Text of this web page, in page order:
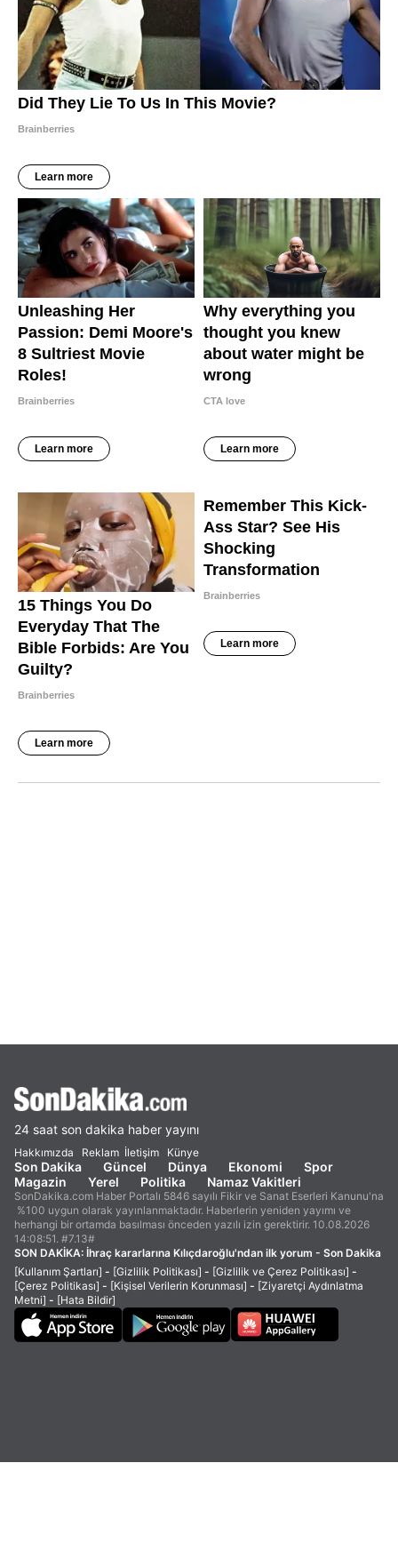
24 saat son dakika haber yayını
Hakkımızda Reklam İletişim Künye
Son Dakika Güncel Dünya Ekonomi
Spor
Magazin
Yerel Politika Namaz Vakitleri
SonDakika.com Haber Portalı 5846 sayılı Fikir ve Sanat Eserleri Kanunu'na
%100 uygun olarak yayınlanmaktadır. Haberlerin yeniden yayımı ve
herhangi bir ortamda basılması önceden yazılı izin gerektirir. 10.08.2026
14:08:51. #7.13#
SON DAKİKA: İhraç kararlarına Kılıçdaroğlu'ndan ilk yorum - Son Dakika
[Kullanım Şartları] - [Gizlilik Politikası] - [Gizlilik ve Çerez Politikası] -
[Çerez Politikası] - [Kişisel Verilerin Korunması] - [Ziyaretçi Aydınlatma
Metni] - [Hata Bildir]